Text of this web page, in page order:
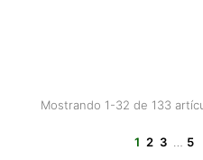
Mostrando 1-32 de 133
1 2 3 5